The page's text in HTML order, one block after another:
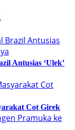
Antusias ‘Ulek’
Cot Girek